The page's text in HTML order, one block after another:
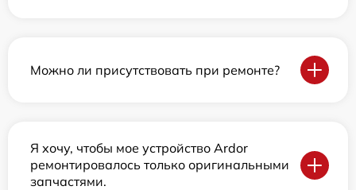
Можно ли присутствовать при ремонте?
Я хочу, чтобы мое устройство Ardor
ремонтировалось только оригинальными
запчастями.